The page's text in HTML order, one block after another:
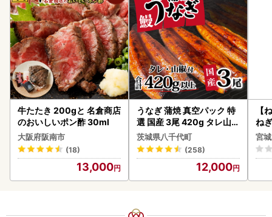
牛たたき 200gと 名倉商店
のおいしいポン酢 30ml
大阪府阪南市
(18)
13,000
うなぎ 蒲焼 真空パック 特
選 国産 3尾 420g タレ山椒
付き うな重 ひつまぶし 訳
あり 茨城 ウナギ 鰻 個包装
人気 美味しい 小分け 八千
茨城県八千代町
(258)
12,000
【
ね
宮